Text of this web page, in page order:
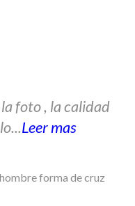
foto , la calidad
Leer mas
forma de cruz